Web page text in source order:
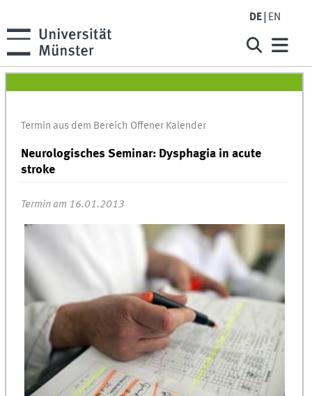
DE EN
Termin aus dem Bereich Offener Kalender
Neurologisches Seminar: Dysphagia in acute
stroke
Termin am 16.01.2013